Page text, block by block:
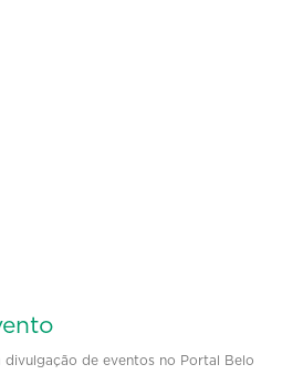
divulgação de eventos no Portal Belo